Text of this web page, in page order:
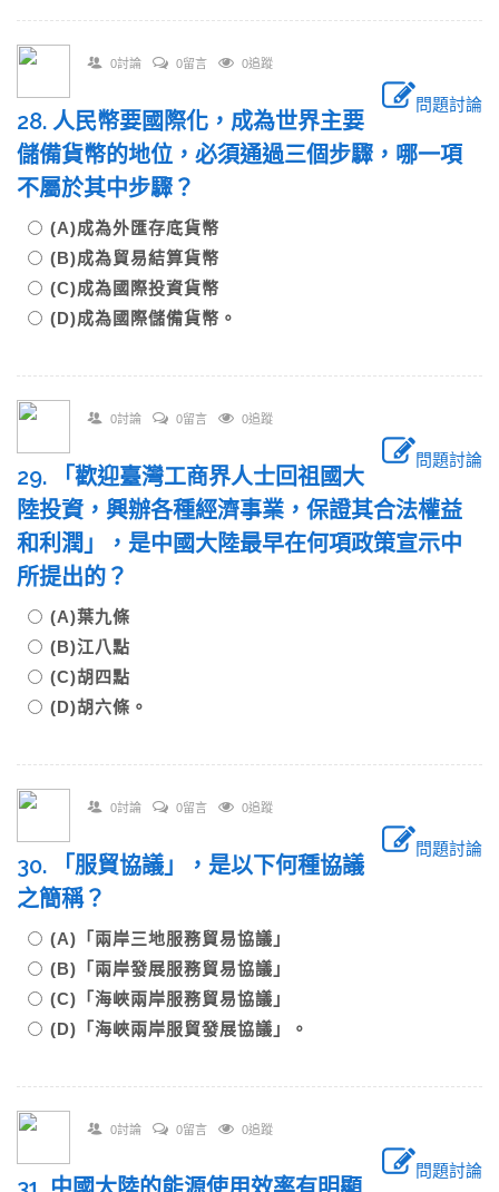
0討論 0留言 0追蹤
問題討論
28. 人民幣要國際化，成為世界主要
儲備貨幣的地位，必須通過三個步驟，哪一項
不屬於其中步驟？
(A)成為外匯存底貨幣
(B)成為貿易結算貨幣
(C)成為國際投資貨幣
(D)成為國際儲備貨幣。
0討論 0留言 0追蹤
問題討論
29. 「歡迎臺灣工商界人士回祖國大
陸投資，興辦各種經濟事業，保證其合法權益
和利潤」，是中國大陸最早在何項政策宣示中
所提出的？
(A)葉九條
(B)江八點
(C)胡四點
(D)胡六條。
0討論 0留言 0追蹤
問題討論
30. 「服貿協議」，是以下何種協議
之簡稱？
(A)「兩岸三地服務貿易協議」
(B)「兩岸發展服務貿易協議」
(C)「海峽兩岸服務貿易協議」
(D)「海峽兩岸服貿發展協議」。
0討論 0留言 0追蹤
問題討論